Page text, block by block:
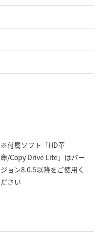
※付属ソフト「HD革
命/Copy Drive Lite」はバー
ジョン8.0.5以降をご使用く
ださい